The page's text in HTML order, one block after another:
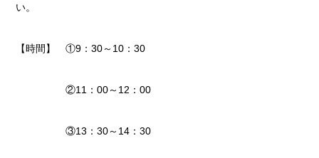
い。
【時間】 ①9：30～10：30
②11：00～12：00
③13：30～14：30